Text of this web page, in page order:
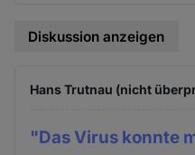
Diskussion anzeigen
Hans Trutnau (nicht
"Das Virus konnte